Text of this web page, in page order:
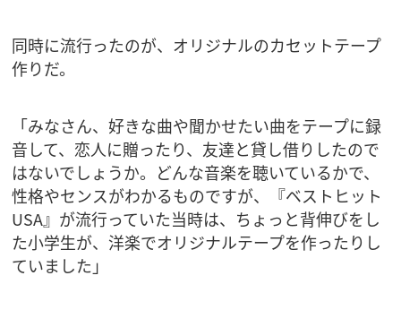
同時に流行ったのが、オリジナルのカセットテープ
作りだ。
「みなさん、好きな曲や聞かせたい曲をテープに録
音して、恋人に贈ったり、友達と貸し借りしたので
はないでしょうか。どんな音楽を聴いているかで、
性格やセンスがわかるものですが、『ベストヒット
USA』が流行っていた当時は、ちょっと背伸びをし
た小学生が、洋楽でオリジナルテープを作ったりし
ていました」